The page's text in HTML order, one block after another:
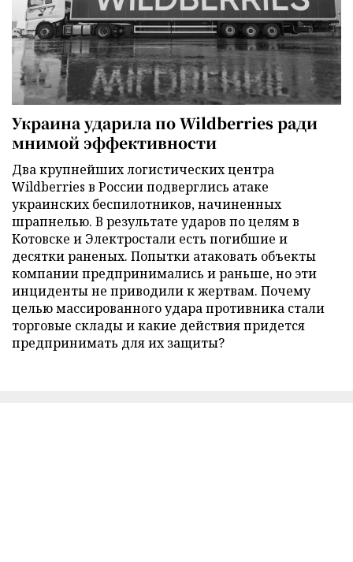
Украина ударила по Wildberries ради
мнимой эффективности
Два крупнейших логистических центра
Wildberries в России подверглись атаке
украинских беспилотников, начиненных
шрапнелью. В результате ударов по целям в
Котовске и Электростали есть погибшие и
десятки раненых. Попытки атаковать объекты
компании предпринимались и раньше, но эти
инциденты не приводили к жертвам. Почему
целью массированного удара противника стали
торговые склады и какие действия придется
предпринимать для их защиты?